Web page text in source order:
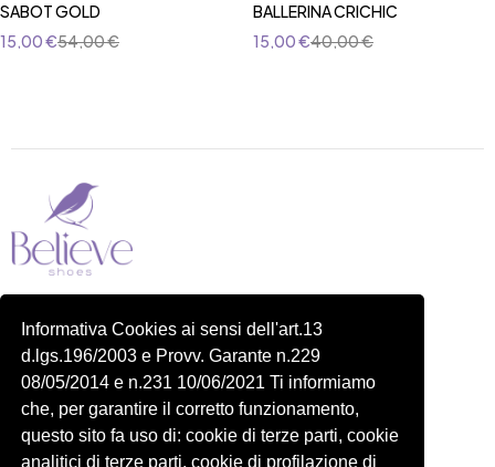
Informativa Cookies ai sensi dell'art.13
d.lgs.196/2003 e Provv. Garante n.229
08/05/2014 e n.231 10/06/2021 Ti informiamo
che, per garantire il corretto funzionamento,
questo sito fa uso di: cookie di terze parti, cookie
analitici di terze parti, cookie di profilazione di
SABOT GOLD
54,00€
15,00€
BALLERINA CRICHIC
40,00€
15,00€
P.IVA 14822091006
N.REA: RM-1548401
C.SOCIALE: €10,00
334 918 4321
Shop
Account